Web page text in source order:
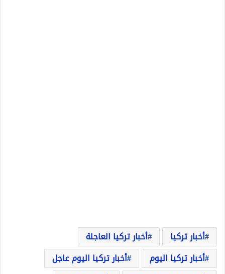
أخبار تركيا
أخبار تركيا العاجلة
أخبار تركيا اليوم
أخبار تركيا اليوم عاجل